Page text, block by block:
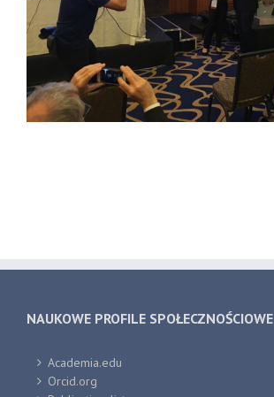
NAUKOWE PROFILE SPOŁECZNOŚCIOWE
Academia.edu
Orcid.org